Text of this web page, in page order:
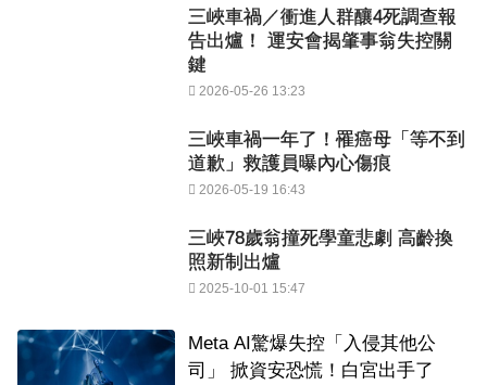
三峽車禍／衝進人群釀4死調查報
告出爐！ 運安會揭肇事翁失控關
鍵
2026-05-26 13:23
三峽車禍一年了！罹癌母「等不到
道歉」救護員曝內心傷痕
2026-05-19 16:43
三峽78歲翁撞死學童悲劇 高齡換
照新制出爐
2025-10-01 15:47
Meta AI驚爆失控「入侵其他公
司」 掀資安恐慌！白宮出手了